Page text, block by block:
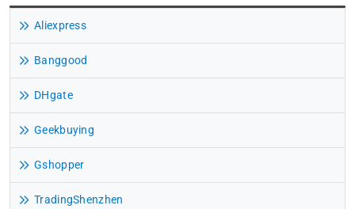
Aliexpress
Banggood
DHgate
Geekbuying
Gshopper
TradingShenzhen